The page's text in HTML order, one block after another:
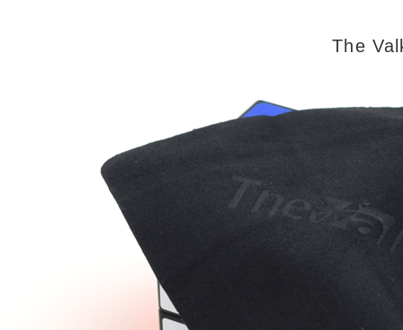
The